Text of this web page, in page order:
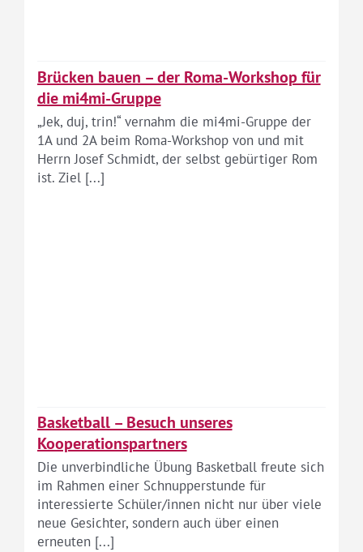
Brücken bauen – der Roma-Workshop für
die mi4mi-Gruppe
„Jek, duj, trin!“ vernahm die mi4mi-Gruppe der
1A und 2A beim Roma-Workshop von und mit
Herrn Josef Schmidt, der selbst gebürtiger Rom
ist. Ziel [...]
Basketball – Besuch unseres
Kooperationspartners
Die unverbindliche Übung Basketball freute sich
im Rahmen einer Schnupperstunde für
interessierte Schüler/innen nicht nur über viele
neue Gesichter, sondern auch über einen
erneuten [...]